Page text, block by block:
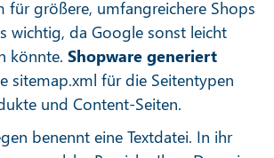
für größere, umfangreichere Shops
wichtig, da Google sonst leicht
könnte. Shopware generiert
sitemap.xml für die Seitentypen
und Content-Seiten.
benennt eine Textdatei. In ihr